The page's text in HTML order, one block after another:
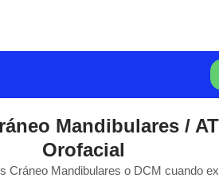
Mandibulares /
Orofacial
Cráneo Mandibulares o DCM cuando